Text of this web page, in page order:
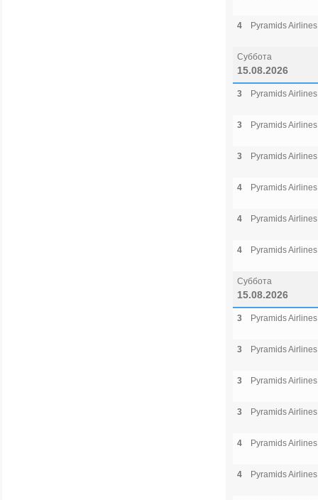
4 Pyramids Airlines
Суббота
15.08.2026
3 Pyramids Airlines
3 Pyramids Airlines
3 Pyramids Airlines
4 Pyramids Airlines
4 Pyramids Airlines
4 Pyramids Airlines
Суббота
15.08.2026
3 Pyramids Airlines
3 Pyramids Airlines
3 Pyramids Airlines
3 Pyramids Airlines
4 Pyramids Airlines
4 Pyramids Airlines